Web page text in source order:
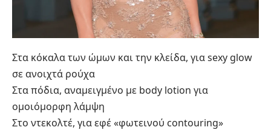
Στα κόκαλα των ώμων και την κλείδα, για sexy glow
σε ανοιχτά ρούχα
Στα πόδια, αναμειγμένο με body lotion για
ομοιόμορφη λάμψη
Στο ντεκολτέ, για εφέ «φωτεινού contouring»